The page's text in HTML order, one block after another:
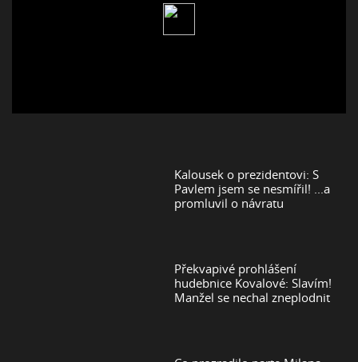
Kalousek o prezidentovi: S
Pavlem jsem se nesmířil! ...a
promluvil o návratu
Překvapivé prohlášení
hudebnice Kovalové: Slavím!
Manžel se nechal zneplodnit